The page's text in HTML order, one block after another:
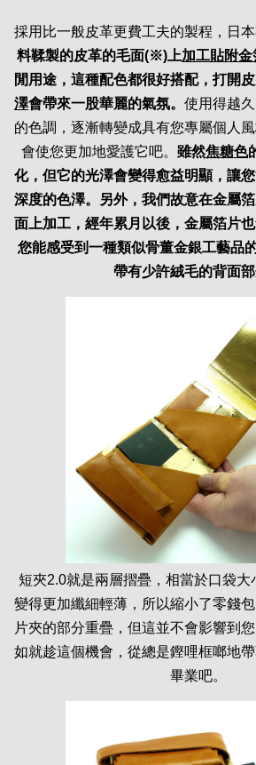
採用比一般皮革更費工夫的製程，日
料鞣製的皮革的毛面(※) 上加工貼附金
閒用途，這種配色都很好搭配，打開
澤會帶來一股華麗的氣氛。 使用得越
的色調，逐漸轉變成具有您專屬個人
會使您更加地愛護它吧。 雖然焦糖色
化，但它的光澤會變得愈益明顯，讓
深度的色澤。另外，我們故意在金屬
面上加工，經年累月以後，金屬箔片
您能感受到一種類似骨董金銀工藝品
帶有少許絨毛的背面部
短夾2.0就是兩層摺疊，相當於口袋大
變得更加纖細輕薄，所以縮小了零錢
片夾的部分重疊，但這並不會影響到
如就趁這個機會，從總是鏗哩框啷地
畢業吧。